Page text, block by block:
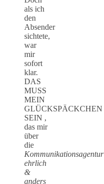
als ich
den
Absender
sichtete,
war
mir
sofort
klar.
DAS
MUSS
MEIN
GLÜCKSPÄCKCHEN
SEIN ,
das mir
über
die
Kommunikationsagentur
ehrlich
&
anders